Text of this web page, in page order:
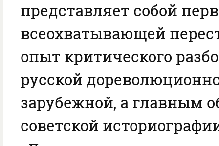
представляет собой
всеохватывающей
опыт критического
русской
зарубежной, а главным
советской